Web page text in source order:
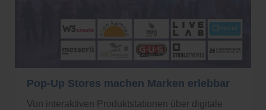
Pop-Up Stores machen Marken erlebbar
Von interaktiven Produktstationen über digitale